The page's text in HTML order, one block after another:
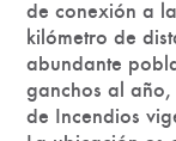
de conexión a
kilómetro de
abundante
ganchos al año,
de Incendios